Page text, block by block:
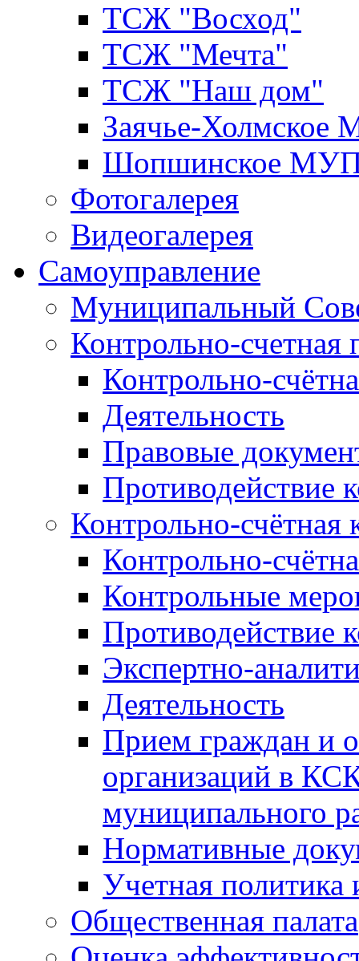
ТСЖ "Восход"
ТСЖ "Мечта"
ТСЖ "Наш дом"
Заячье-
Шопшинское
Фотогалерея
Видеогалерея
Самоуправление
Муниципальный
Контрольно-счетная
Контрольно-
Деятельность
Правовые
Противодействие
Контрольно-счётная
Контрольно-
Контрольные
Противодействие
Экспертно-
Деятельность
Прием граждан и
организаций в
муниципального
Нормативные
Учетная политика
Общественная палата